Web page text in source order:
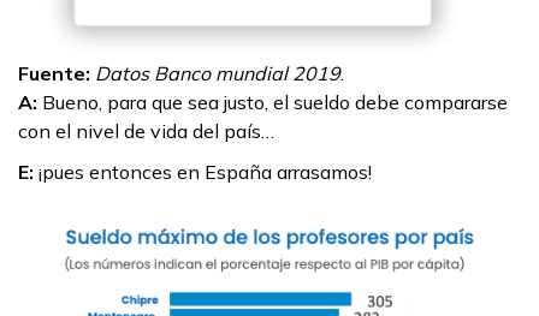
Fuente: Datos Banco mundial 2019.
A: Bueno, para que sea justo, el sueldo debe compararse
con el nivel de vida del país…
E: ¡pues entonces en España arrasamos!